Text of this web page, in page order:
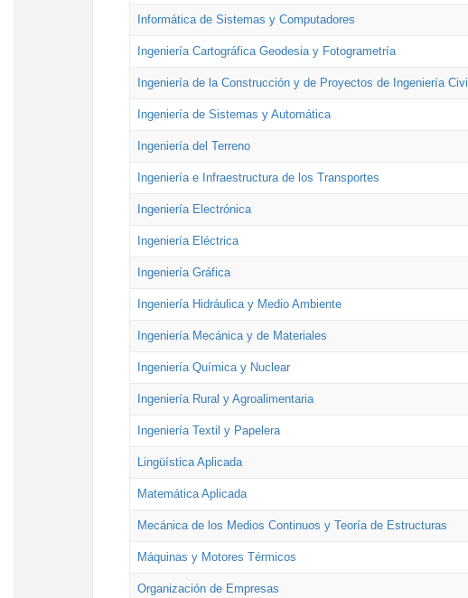
Informática de Sistemas y Computadores
Ingeniería Cartográfica Geodesia y Fotogrametría
Ingeniería de la Construcción y de Proyectos de Ingeniería Civil
Ingeniería de Sistemas y Automática
Ingeniería del Terreno
Ingeniería e Infraestructura de los Transportes
Ingeniería Electrónica
Ingeniería Eléctrica
Ingeniería Gráfica
Ingeniería Hidráulica y Medio Ambiente
Ingeniería Mecánica y de Materiales
Ingeniería Química y Nuclear
Ingeniería Rural y Agroalimentaria
Ingeniería Textil y Papelera
Lingüística Aplicada
Matemática Aplicada
Mecánica de los Medios Continuos y Teoría de Estructuras
Máquinas y Motores Térmicos
Organización de Empresas